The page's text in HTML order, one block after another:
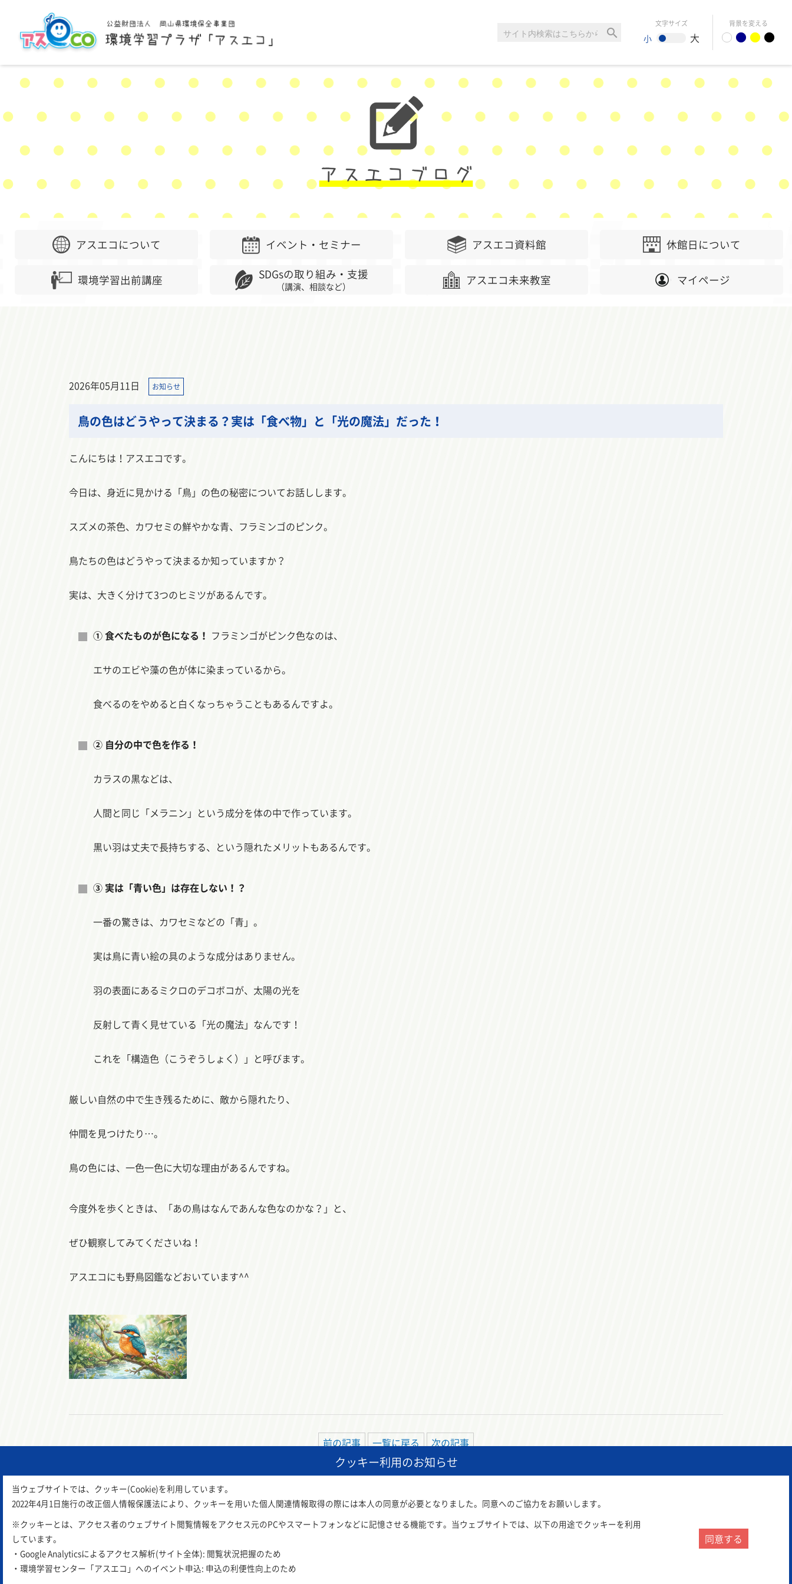
search
文字サイズ
小 大
背景を変える
アスエコについて イベント・セミナー アスエコ資料館 休館日について
環境学習出前講座 SDGsの取り組み・支援
（講演、相談など） アスエコ未来教室 マイページ
2026年05月11日 お知らせ
鳥の色はどうやって決まる？実は「食べ物」と「光の魔法」だった！
こんにちは！アスエコです。
今日は、身近に見かける「鳥」の色の秘密についてお話しします。
スズメの茶色、カワセミの鮮やかな青、フラミンゴのピンク。
鳥たちの色はどうやって決まるか知っていますか？
実は、大きく分けて3つのヒミツがあるんです。
① 食べたものが色になる！ フラミンゴがピンク色なのは、
エサのエビや藻の色が体に染まっているから。
食べるのをやめると白くなっちゃうこともあるんですよ。
② 自分の中で色を作る！
カラスの黒などは、
人間と同じ「メラニン」という成分を体の中で作っています。
黒い羽は丈夫で長持ちする、という隠れたメリットもあるんです。
③ 実は「青い色」は存在しない！？
一番の驚きは、カワセミなどの「青」。
実は鳥に青い絵の具のような成分はありません。
羽の表面にあるミクロのデコボコが、太陽の光を
反射して青く見せている「光の魔法」なんです！
これを「構造色（こうぞうしょく）」と呼びます。
厳しい自然の中で生き残るために、敵から隠れたり、
仲間を見つけたり…。
鳥の色には、一色一色に大切な理由があるんですね。
今度外を歩くときは、「あの鳥はなんであんな色なのかな？」と、
ぜひ観察してみてくださいね！
アスエコにも野鳥図鑑などおいています^^
前の記事 一覧に戻る 次の記事
クッキー利用のお知らせ
当ウェブサイトでは、クッキー(Cookie)を利用しています。
2022年4月1日施行の改正個人情報保護法により、クッキーを用いた個人関連情報取得の際には本人の同意が必要となりました。同意へのご協力をお願いします。
※クッキーとは、アクセス者のウェブサイト閲覧情報をアクセス元のPCやスマートフォンなどに記憶させる機能です。当ウェブサイトでは、以下の用途でクッキーを利用
しています。
・Google Analyticsによるアクセス解析(サイト全体): 閲覧状況把握のため
・環境学習センター「アスエコ」へのイベント申込: 申込の利便性向上のため
同意する
リンク集